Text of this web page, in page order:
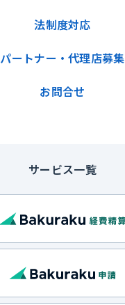
法制度対応
パートナー・代理店募集
お問合せ
サービス一覧